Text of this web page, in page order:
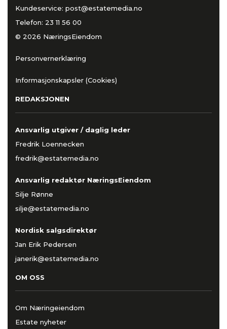
Kundeservice: post@estatemedia.no
Telefon: 23 11 56 00
© 2026 NæringsEiendom
Personvernerklæring
Informasjonskapsler (Cookies)
REDAKSJONEN
Ansvarlig utgiver / daglig leder
Fredrik Loennecken
fredrik@estatemedia.no
Ansvarlig redaktør NæringsEiendom
Silje Rønne
silje@estatemedia.no
Nordisk salgsdirektør
Jan Erik Pedersen
janerik@estatemedia.no
OM OSS
Om Næringeiendom
Estate nyheter